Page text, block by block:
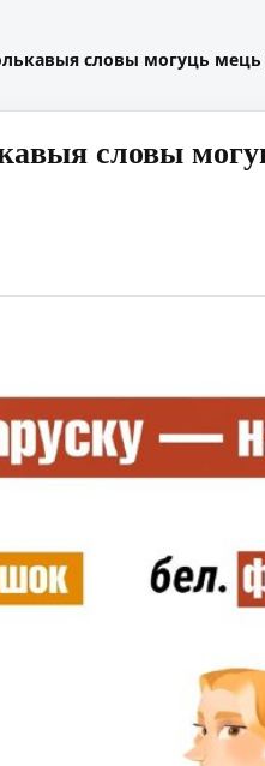
словы могуць
словы